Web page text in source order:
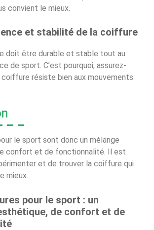
convient le mieux.
et stabilité de la coiffure
doit être durable et stable tout au
de sport. C’est pourquoi, assurez-
résiste bien aux mouvements
le sport sont donc un mélange
confort et de fonctionnalité. Il est
et de trouver la coiffure qui
mieux.
pour le sport : un
de confort et de